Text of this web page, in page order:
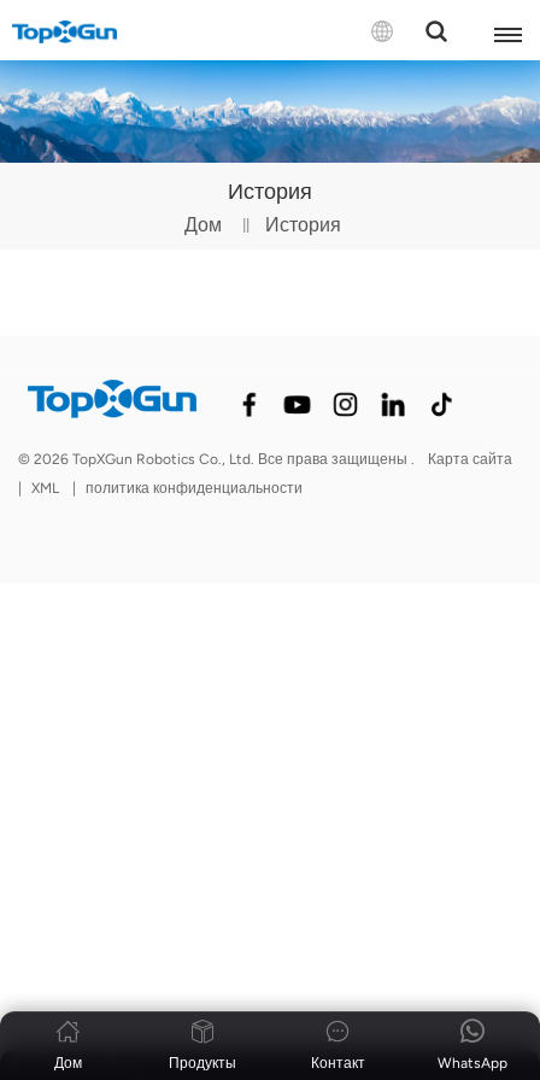
СВЯЗАТЬСЯ С НАМИ
English
Español
Türkçe
Tiếng Việt
История
Дом История
Новости |
© 2026 TopXGun Robotics Co., Ltd. Все права защищены .
Карта сайта
XML политика конфиденциальности
Дом Продукты WhatsApp
Контакт